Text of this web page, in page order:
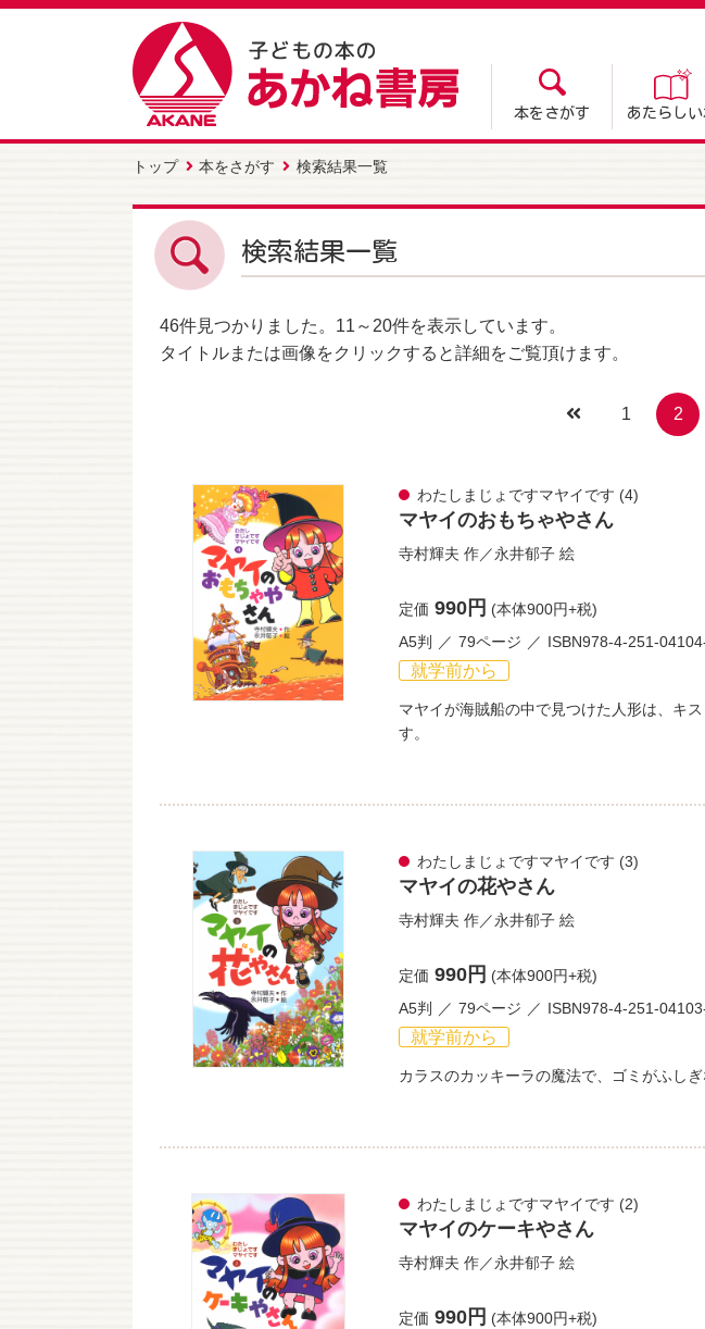
本をさがす あたらし
トップ 本をさがす 検索結果一覧
検索結果一覧
46件見つかりました。 11～20件を表示しています。
タイトルまたは画像をクリックすると詳細をご覧頂けます。
1 2
わたしまじょですマヤイです (4)
マヤイのおもちゃやさん
寺村輝夫 作／永井郁子 絵
定価 990円 (本体900円+税)
A5判
79ページ ISBN978-4-251-
就学前から
マヤイが海賊船の中で見つけた人形は、キ
す。
わたしまじょですマヤイです (3)
マヤイの花やさん
寺村輝夫 作／永井郁子 絵
定価 990円 (本体900円+税)
A5判
79ページ ISBN978-4-251-
就学前から
カラスのカッキーラの魔法で、ゴミがふし
わたしまじょですマヤイです (2)
マヤイのケーキやさん
寺村輝夫 作／永井郁子 絵
定価 990円 (本体900円+税)